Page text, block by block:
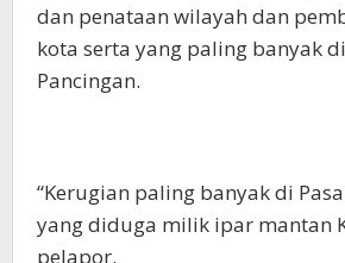
dan penataan wilayah dan
kota serta yang paling banyak
Pancingan.
“Kerugian paling banyak di
yang diduga milik ipar mantan
pelapor.